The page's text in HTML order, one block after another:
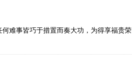
难事皆巧于措置而奏大功，为得享福贵荣